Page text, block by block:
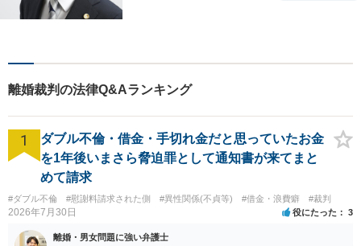
離婚裁判の法律Q&Aランキング
1
ダブル不倫・借金・手切れ金だと思っていたお金
を1年後いまさら脅迫罪として通知書が来てまと
めて請求
#ダブル不倫 #慰謝料請求された側 #異性関係(不貞等) #借金・浪費癖 #裁判
2026年7月30日 役にたった 3
離婚・男女問題に強い弁護士